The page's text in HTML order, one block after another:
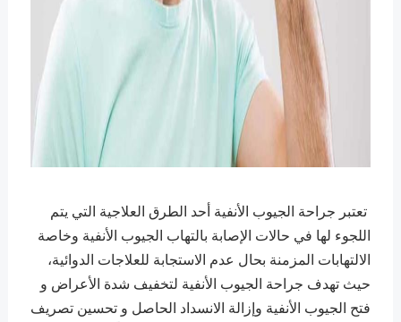
تعتبر جراحة الجيوب الأنفية أحد الطرق العلاجية التي يتم
اللجوء لها في حالات الإصابة بالتهاب الجيوب الأنفية وخاصة
الالتهابات المزمنة بحال عدم الاستجابة للعلاجات الدوائية،
حيث تهدف جراحة الجيوب الأنفية لتخفيف شدة الأعراض و
فتح الجيوب الأنفية وإزالة الانسداد الحاصل و تحسين تصريف